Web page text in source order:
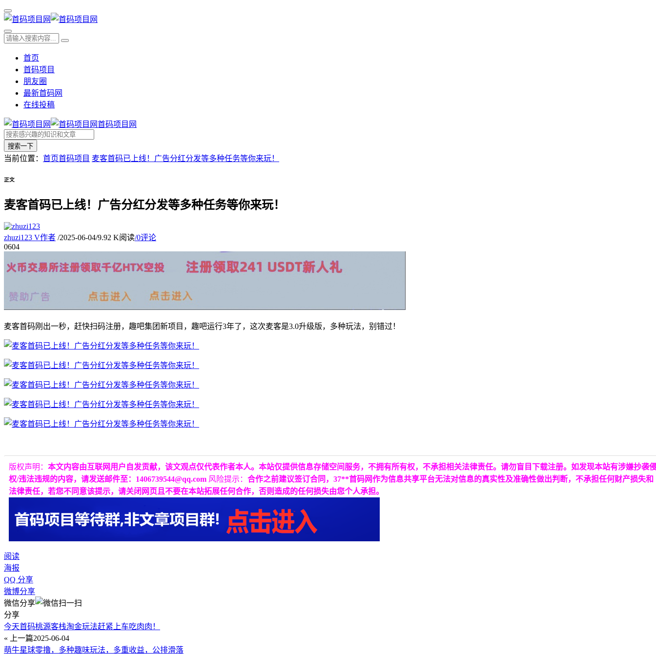
首页
首码项目
朋友圈
最新首码网
在线投稿
首码项目网
搜索一下
当前位置： 首页首码项目 麦客首码已上线！广告分红分发等多种任务等你来玩！
正文
麦客首码已上线！广告分红分发等多种任务等你来玩！
zhuzi123 V作者 /2025-06-04/9.92 K阅读/0评论
0604
麦客首码刚出一秒，赶快扫码注册，趣吧集团新项目，趣吧运行3年了，这次麦客是3.0升级版，多种玩法，别错过！
版权声明： 本文内容由互联网用户自发贡献，该文观点仅代表作者本人。本站仅提供信息存储空间服务，不拥有所有权，不承担相关法律责任。请勿盲目下载注册。如发现本站有涉嫌抄袭
权/违法违规的内容，请发送邮件至：1406739544@qq.com 风险提示： 合作之前建议签订合同，37**首码网作为信息共享平台无法对信息的真实性及准确性做出判断，不承担任何财产损失和
法律责任，若您不同意该提示，请关闭网页且不要在本站拓展任何合作，否则造成的任何损失由您个人承担。
阅读
海报
QQ 分享
微博分享
微信分享
分享
今天首码桃源客栈淘金玩法赶紧上车吃肉肉！
« 上一篇2025-06-04
萌牛星球零撸，多种趣味玩法，多重收益，公排滑落